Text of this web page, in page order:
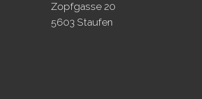
Zopfgasse 20
5603 Staufen